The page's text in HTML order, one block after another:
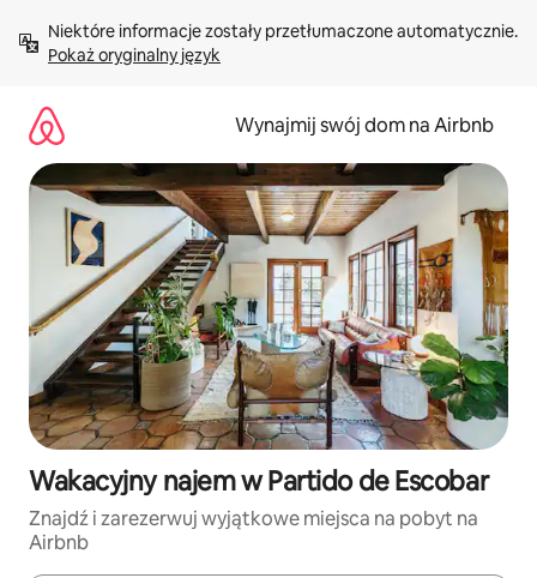
treści Pokaż oryginalny język
Wynajmij swój dom na Airbnb
Wakacyjny najem w Partido de Escobar
Znajdź i zarezerwuj wyjątkowe miejsca na pobyt na
Airbnb